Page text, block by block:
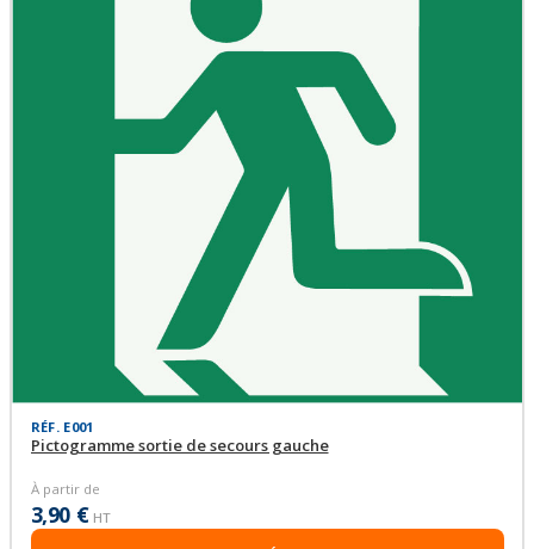
RÉF. E001
Pictogramme sortie de secours gauche
À partir de
3,90 € HT